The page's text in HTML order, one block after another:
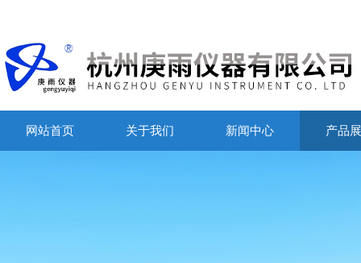
网站首页 关于我们 新闻中心 产品